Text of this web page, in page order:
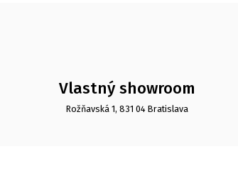
Vlastný showroom
Rožňavská 1, 831 04 Bratislava